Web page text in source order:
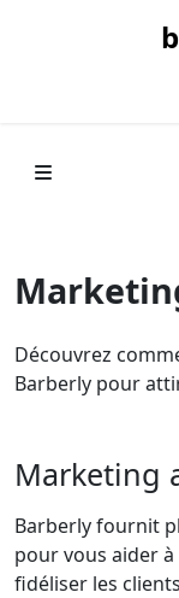
Découvrez
Barberly pour
Marketing
Barberly fournit
pour vous aider
fidéliser les